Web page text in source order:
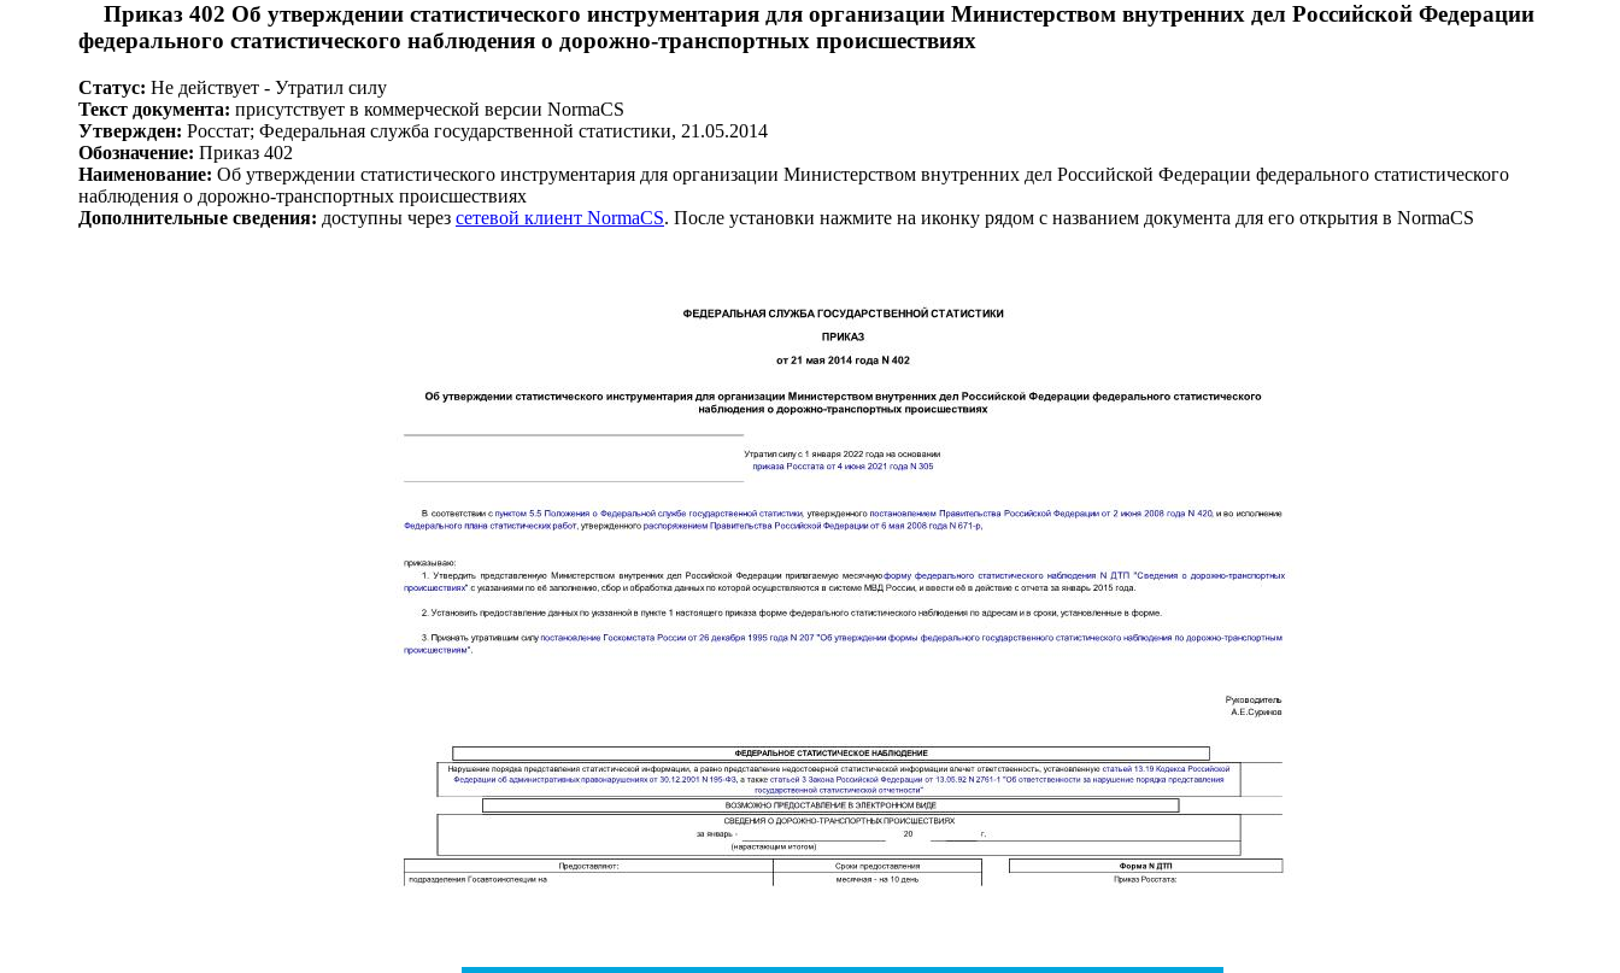
Приказ 402 Об утверждении статистического инструментария для организации Министерством внутренних дел Российской Федерации
федерального статистического наблюдения о дорожно-транспортных происшествиях
Статус: Не действует - Утратил силу
Текст документа: присутствует в коммерческой версии NormaCS
Утвержден: Росстат; Федеральная служба государственной статистики, 21.05.2014
Обозначение: Приказ 402
Наименование: Об утверждении статистического инструментария для организации Министерством внутренних дел Российской Федерации федерального статистического
наблюдения о дорожно-транспортных происшествиях
Дополнительные сведения: доступны через сетевой клиент NormaCS. После установки нажмите на иконку рядом с названием документа для его открытия в NormaCS